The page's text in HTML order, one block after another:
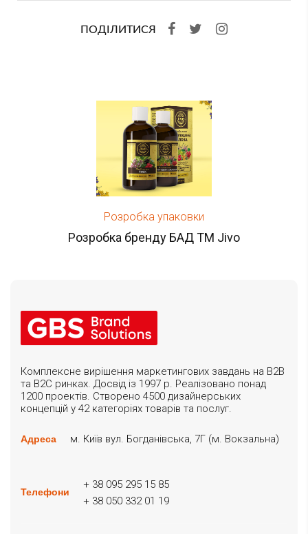
ПОДІЛИТИСЯ
Розробка упаковки
Розробка бренду БАД ТМ Jivo
Комплексне вирішення маркетингових завдань на B2B
та B2C ринках. Досвід із 1997 р. Реалізовано понад
1200 проектів. Створено 4500 дизайнерських
концепцій у 42 категоріях товарів та послуг.
Адреса м. Київ вул. Богданівська, 7Г (м. Вокзальна)
Телефони
+ 38 095 295 15 85
+ 38 050 332 01 19